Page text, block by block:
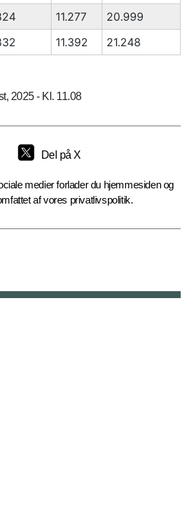
11.277
20.999
11.392 21.248
2025 - Kl. 11.08
Del på X
medier forlader du hjemmesiden og
af vores privatlivspolitik.